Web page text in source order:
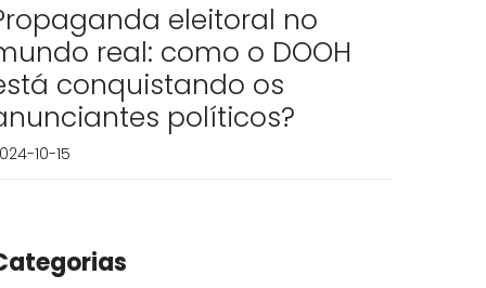
eleitoral no
real: como o DOOH
conquistando os
políticos?
10-15